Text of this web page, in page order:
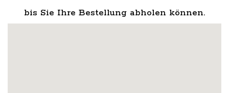
bis Sie Ihre Bestellung abholen können.